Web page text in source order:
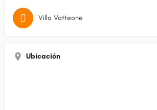
Villa Vatteone
Ubicación